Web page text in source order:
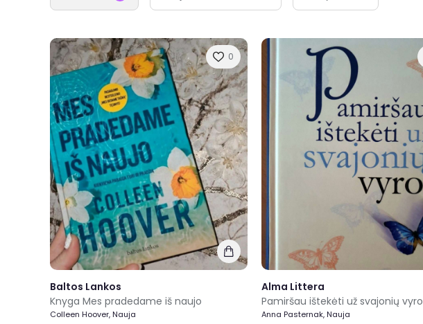
0
Baltos Lankos
Knyga Mes pradedame iš naujo
Colleen Hoover, Nauja
Alma Littera
Pamiršau ištekėti už svajonių vyro
Anna Pasternak, Nauja